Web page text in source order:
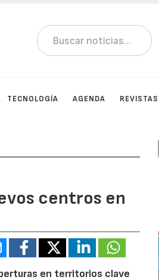
TECNOLOGÍA AGENDA REVISTAS
centros en
en territorios clave